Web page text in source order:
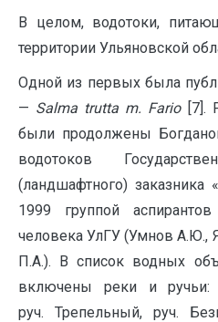
В целом, водотоки,
территории Ульяновской
Одной из первых была
— Salma trutta m. Fario[7].
были продолжены
водотоков
(ландшафтного)
1999 группой
человека УлГУ (Умнов А.Ю.,
П.А.). В список водных
включены реки и
руч. Трепельный, руч.